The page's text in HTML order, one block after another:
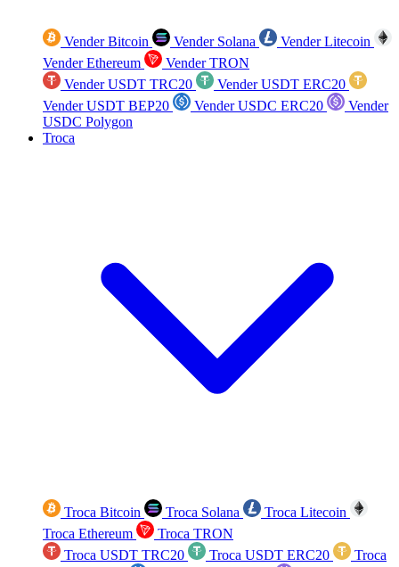
Vender Bitcoin Vender Solana
Vender Litecoin
Vender Ethereum
Vender TRON
Vender USDT TRC20
Vender USDT ERC20
Vender USDT BEP20
Vender USDC ERC20
Vender
USDC Polygon
Troca
Troca Bitcoin Troca Solana
Troca Litecoin
Troca Ethereum
Troca TRON
Troca USDT TRC20
Troca USDT ERC20
Troca